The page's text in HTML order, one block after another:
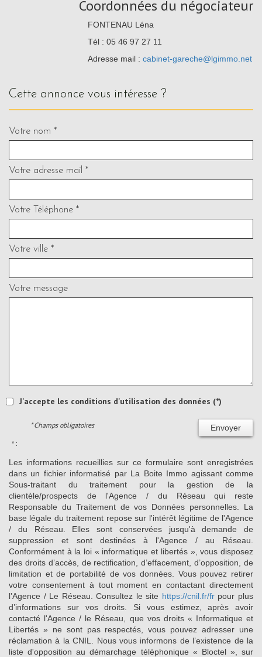
Coordonnées du négociateur
FONTENAU Léna
Tél : 05 46 97 27 11
Adresse mail : cabinet-gareche@lgimmo.net
cette annonce vous intéresse ?
Votre nom *
Votre adresse mail *
Votre Téléphone *
Votre ville *
Votre message
J'accepte les conditions d'utilisation des données (*)
Envoyer
* Champs obligatoires
* :
Les informations recueillies sur ce formulaire sont enregistrées
dans un fichier informatisé par La Boite Immo agissant comme
Sous-traitant du traitement pour la gestion de la
clientèle/prospects de l'Agence / du Réseau qui reste
Responsable du Traitement de vos Données personnelles. La
base légale du traitement repose sur l'intérêt légitime de l'Agence
/ du Réseau. Elles sont conservées jusqu'à demande de
suppression et sont destinées à l'Agence / au Réseau.
Conformément à la loi « informatique et libertés », vous disposez
des droits d’accès, de rectification, d’effacement, d’opposition, de
limitation et de portabilité de vos données. Vous pouvez retirer
votre consentement à tout moment en contactant directement
l’Agence / Le Réseau. Consultez le site https://cnil.fr/frpour plus
d’informations sur vos droits. Si vous estimez, après avoir
contacté l'Agence / le Réseau, que vos droits « Informatique et
Libertés » ne sont pas respectés, vous pouvez adresser une
réclamation à la CNIL. Nous vous informons de l’existence de la
liste d'opposition au démarchage téléphonique « Bloctel », sur